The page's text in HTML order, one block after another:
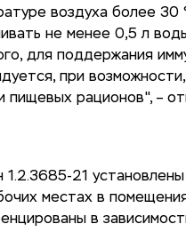
воздуха более 30
не менее 0,5 л
для поддержания
при
пищевых рационов", –
21
местах в
в